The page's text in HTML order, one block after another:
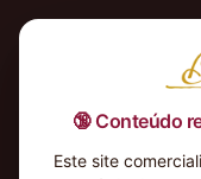
🔞 Conteúdo
Este site